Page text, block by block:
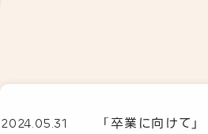
2024.05.31 「卒業に向けて」